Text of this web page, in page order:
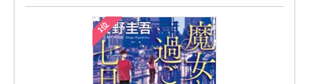
1位